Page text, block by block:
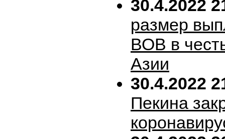
30.4.2022
размер
ВОВ в
Азии
30.4.2022
Пекина